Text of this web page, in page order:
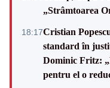
„Strâmtoarea
18:17Cristian
standard în
Dominic Fritz:
pentru el o